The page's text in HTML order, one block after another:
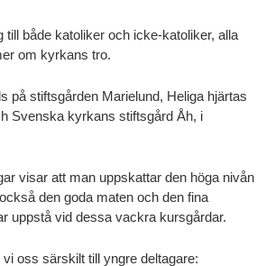
till både katoliker och icke-katoliker, alla
om kyrkans tro.
på stiftsgården Marielund, Heliga hjärtas
Svenska kyrkans stiftsgård Åh, i
visar att man uppskattar den höga nivån
den goda maten och den fina
uppstå vid dessa vackra kursgårdar.
oss särskilt till yngre deltagare: